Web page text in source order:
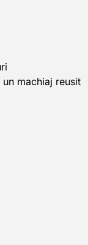
machiaj reusit